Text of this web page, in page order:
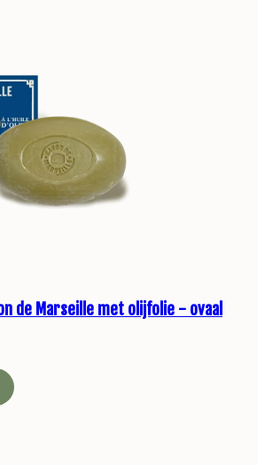
de Marseille met olijfolie - ovaal